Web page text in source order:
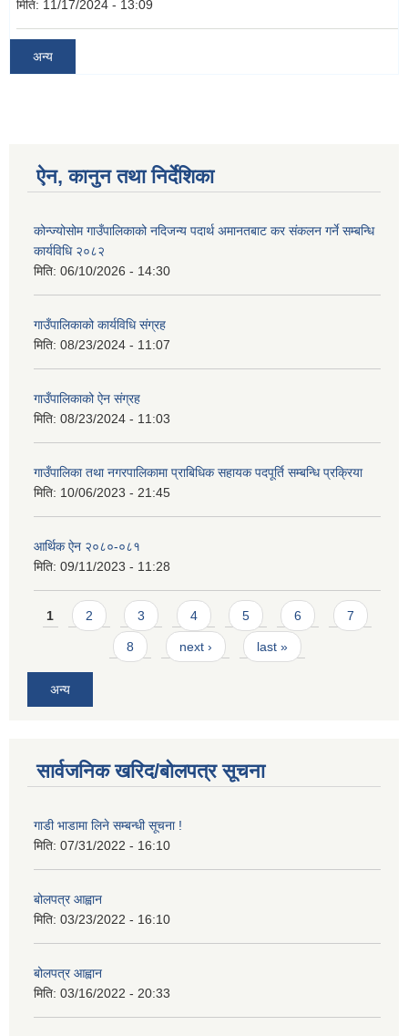
मिति: 11/17/2024 - 13:09
अन्य
ऐन, कानुन तथा निर्देशिका
कोन्ज्योसोम गाउँपालिकाको नदिजन्य पदार्थ अमानतबाट कर संकलन गर्ने सम्बन्धि
कार्यविधि २०८२
मिति: 06/10/2026 - 14:30
गाउँपालिकाको कार्यविधि संग्रह
मिति: 08/23/2024 - 11:07
गाउँपालिकाको ऐन संग्रह
मिति: 08/23/2024 - 11:03
गाउँपालिका तथा नगरपालिकामा प्राबिधिक सहायक पदपूर्ति सम्बन्धि प्रक्रिया
मिति: 10/06/2023 - 21:45
आर्थिक ऐन २०८०-०८१
मिति: 09/11/2023 - 11:28
Pages
1 2 3 4 5 6 7
8 next › last »
अन्य
सार्वजनिक खरिद/बोलपत्र सूचना
गाडी भाडामा लिने सम्बन्धी सूचना !
मिति: 07/31/2022 - 16:10
बोलपत्र आह्वान
मिति: 03/23/2022 - 16:10
बोलपत्र आह्वान
मिति: 03/16/2022 - 20:33